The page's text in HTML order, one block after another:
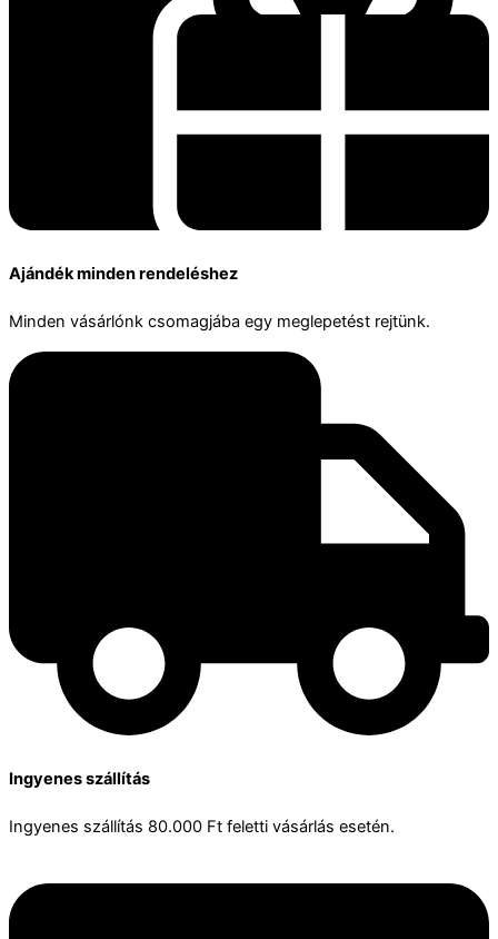
Ajándék minden rendeléshez
Minden vásárlónk csomagjába egy meglepetést rejtünk.
Ingyenes szállítás
Ingyenes szállítás 80.000 Ft feletti vásárlás esetén.